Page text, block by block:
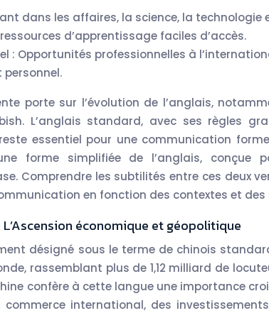
dans les affaires, la science, la technologie
d’apprentissage faciles d’accès.
: Opportunités professionnelles à
porte sur l’évolution de l’anglais,
L’anglais standard, avec ses règles
essentiel pour une communication
forme simplifiée de l’anglais, conçue
Comprendre les subtilités entre ces deux
en fonction des contextes et
économique et géopolitique
désigné sous le terme de chinois
rassemblant plus de 1,12 milliard de
confère à cette langue une importance
commerce international, des